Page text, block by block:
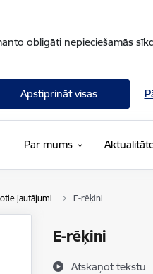
obligāti nepieciešamās
Apstiprināt visas
Par mums
jautājumi E-rēķini
E-rēķini
Atskaņot tekstu